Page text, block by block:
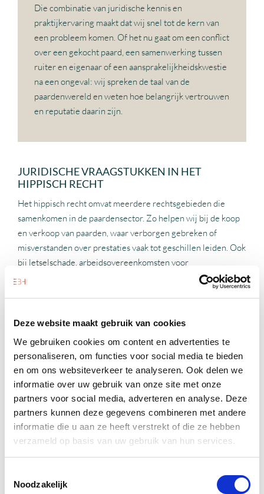
Deze website maakt gebruik van cookies
We gebruiken cookies om content en advertenties te
personaliseren, om functies voor social media te bieden
en om ons websiteverkeer te analyseren. Ook delen we
informatie over uw gebruik van onze site met onze
partners voor social media, adverteren en analyse. Deze
partners kunnen deze gegevens combineren met andere
informatie die u aan ze heeft verstrekt of die ze hebben
verzameld op basis van uw gebruik van hun services.
Noodzakelijk
Die combinatie van juridische kennis en
praktijkervaring maakt dat wij snel tot de kern van
een probleem komen. Of het nu gaat om een conflict
over een gekocht paard, een samenwerking tussen
ruiter en eigenaar of een aansprakelijkheidskwestie
na een ongeval: wij spreken de taal van de
paardenwereld en weten hoe belangrijk vertrouwen
en reputatie daarin zijn.
JURIDISCHE VRAAGSTUKKEN IN HET
HIPPISCH RECHT
Het hippisch recht omvat meerdere rechtsgebieden die
samenkomen in de paardensector. Zo helpen wij bij de koop
en verkoop van paarden, waar verborgen gebreken of
misverstanden over prestaties vaak tot geschillen leiden. Ook
bij letselschade, arbeidsovereenkomsten voor
stalmedewerkers of geschillen tussen handelaren staan wij
bij met deskundig advies. Daarnaast hebben wij ervaring met
met procedures over schade of contractbreuk.
Verder adviseren wij bij de aanleg van hippische
voorzieningen zoals stallen, rijbanen of stapmolens,
onderwerpen waarbij ook omgevingsrecht en vergunningen
een rol spelen. Onze advocaten zorgen dat overeenkomsten
waterdicht zijn en dat alle risico’s goed worden afgedekt. Zo
voorkomen we problemen en zorgen we dat jij je kunt
focussen op de dagelijkse praktijk van jouw bedrijf of sport.
ADVIES EN ONDERSTEUNING VOOR
HIPPISCHE ONDERNEMERS EN